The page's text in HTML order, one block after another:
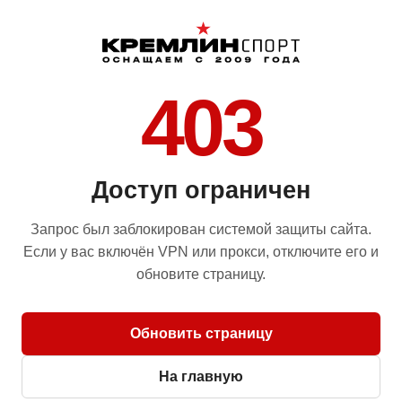
403
Доступ ограничен
Запрос был заблокирован системой защиты сайта.
Если у вас включён VPN или прокси, отключите его и
обновите страницу.
Обновить страницу
На главную